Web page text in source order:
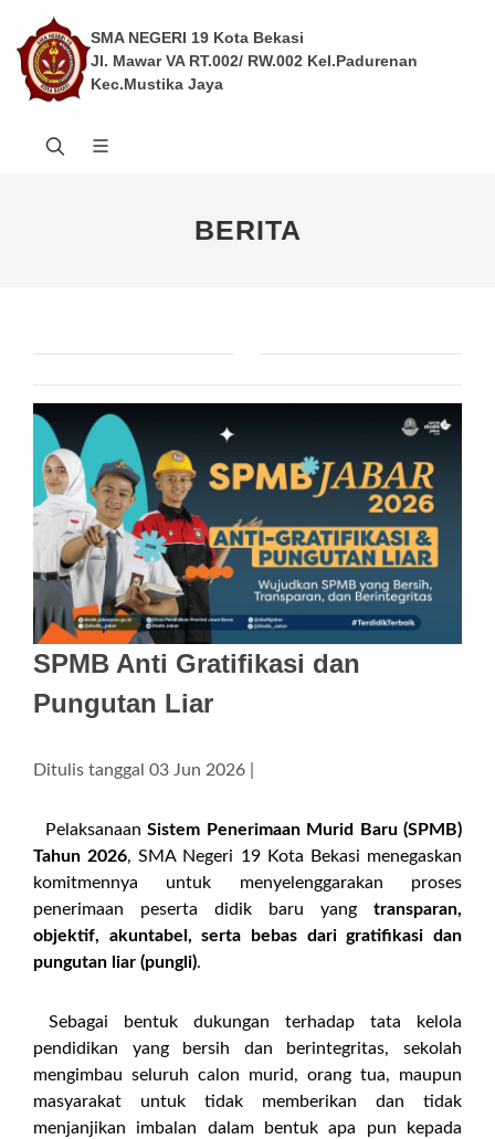
SMA NEGERI 19 Kota Bekasi
Jl. Mawar VA RT.002/ RW.002 Kel.Padurenan
Kec.Mustika Jaya
BERITA
SPMB Anti Gratifikasi dan
Pungutan Liar
Ditulis tanggal 03 Jun 2026 |
PelaksanaanSistem Penerimaan Murid Baru (SPMB)
Tahun 2026, SMA Negeri 19 Kota Bekasi menegaskan
komitmennya untuk menyelenggarakan proses
penerimaan peserta didik baru yang transparan,
objektif, akuntabel, serta bebas dari gratifikasi dan
pungutan liar (pungli).
Sebagai bentuk dukungan terhadap tata kelola
pendidikan yang bersih dan berintegritas, sekolah
mengimbau seluruh calon murid, orang tua, maupun
masyarakat untuk tidak memberikan dan tidak
menjanjikan imbalan dalam bentuk apa pun kepada